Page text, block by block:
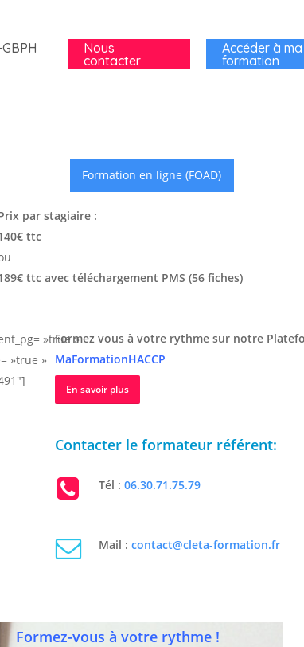
Nous
contacter
Accéder à ma
formation
Formation en ligne (FOAD)
par stagiaire :
ttc
ttc avec téléchargement PMS (56 fiches)
»true »
»true »
Formez vous à votre rythme sur notre
MaFormationHACCP
En savoir plus
Contacter le formateur référent:
Tél : 06.30.71.75.79
Mail : contact@cleta-formation.fr
Formez-vous à votre rythme !